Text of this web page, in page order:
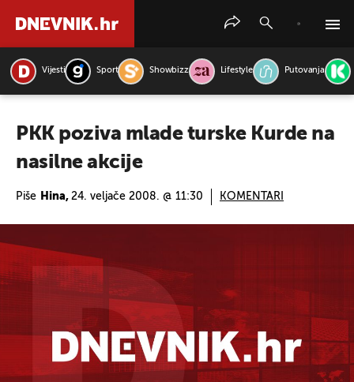
Vijesti Sport Showbizz Lifestyle Putovanja
PKK poziva mlade turske Kurde na
nasilne akcije
Piše Hina, 24. veljače 2008. @ 11:30 KOMENTARI
PRETRAŽITE VIJESTI